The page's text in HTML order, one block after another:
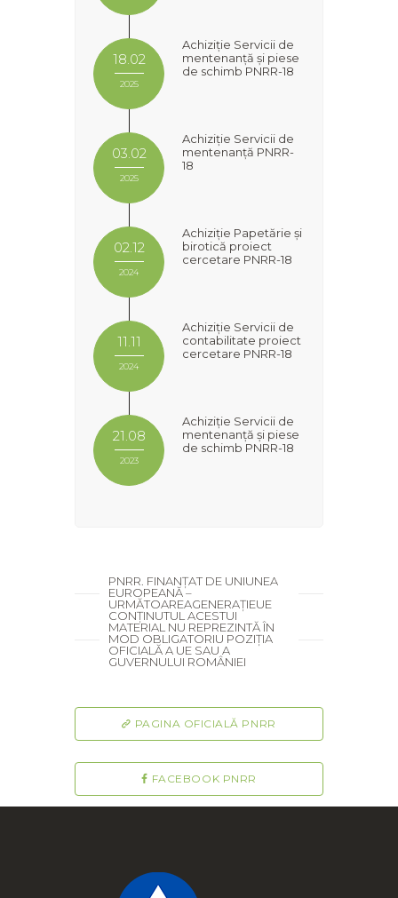
18.02
2025
Achiziție Servicii de
mentenanță și piese
de schimb PNRR-18
03.02
2025
Achiziție Servicii de
mentenanță PNRR-
18
02.12
2024
Achiziție Papetărie și
birotică proiect
cercetare PNRR-18
11.11
2024
Achiziție Servicii de
contabilitate proiect
cercetare PNRR-18
21.08
2023
Achiziție Servicii de
mentenanță și piese
de schimb PNRR-18
PNRR. FINANȚAT DE UNIUNEA
EUROPEANĂ –
URMĂTOAREAGENERAȚIEUE
CONȚINUTUL ACESTUI
MATERIAL NU REPREZINTĂ ÎN
MOD OBLIGATORIU POZIȚIA
OFICIALĂ A UE SAU A
GUVERNULUI ROMÂNIEI
PAGINA OFICIALĂ PNRR
FACEBOOK PNRR